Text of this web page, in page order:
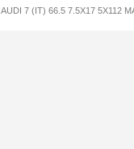
7 (IT) 66.5 7.5X17 5X112